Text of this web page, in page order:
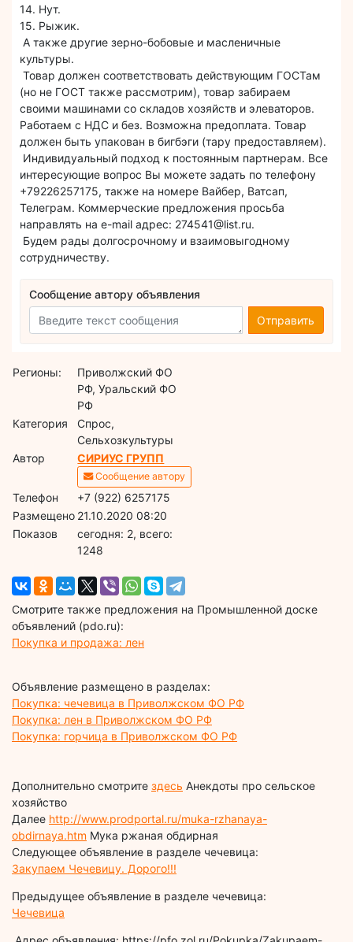
14. Нут.
15. Рыжик.
А также другие зерно-бобовые и масленичные
культуры.
Товар должен соответствовать действующим ГОСТам
(но не ГОСТ также рассмотрим), товар забираем
своими машинами со складов хозяйств и элеваторов.
Работаем с НДС и без. Возможна предоплата. Товар
должен быть упакован в бигбэги (тару предоставляем).
Индивидуальный подход к постоянным партнерам. Все
интересующие вопрос Вы можете задать по телефону
+79226257175, также на номере Вайбер, Ватсап,
Телеграм. Коммерческие предложения просьба
направлять на e-mail адрес: 274541@list.ru.
Будем рады долгосрочному и взаимовыгодному
сотрудничеству.
Сообщение автору объявления
Отправить
Регионы:
Приволжский ФО
РФ, Уральский ФО
РФ
Категория
Спрос,
Сельхозкультуры
Автор
СИРИУС ГРУПП
Сообщение автору
Телефон
+7 (922) 6257175
Размещено 21.10.2020 08:20
Показов
cегодня: 2, всего:
1248
Смотрите также предложения на Промышленной доске
объявлений (pdo.ru):
Покупка и продажа: лен
Объявление размещено в разделах:
Покупка: чечевица в Приволжском ФО РФ
Покупка: лен в Приволжском ФО РФ
Покупка: горчица в Приволжском ФО РФ
Дополнительно смотрите здесь Анекдоты про сельское
хозяйство
Далее http://www.prodportal.ru/muka-rzhanaya-
obdirnaya.htm Мука ржаная обдирная
Следующее объявление в разделе чечевица:
Закупаем Чечевицу. Дорого!!!
Предыдущее объявление в разделе чечевица:
Чечевица